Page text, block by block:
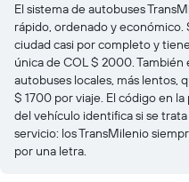
El sistema de autobuses
rápido, ordenado y económico.
ciudad casi por completo y
única de COL $ 2000. También
autobuses locales, más lentos,
$ 1700 por viaje. El código en
del vehículo identifica si se
servicio: los TransMilenio
por una letra.